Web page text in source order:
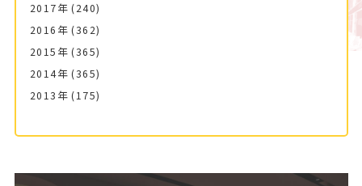
2017年 (240)
2016年 (362)
2015年 (365)
2014年 (365)
2013年 (175)